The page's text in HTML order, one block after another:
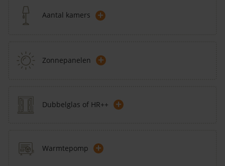
Aantal kamers +
Zonnepanelen +
Dubbelglas of HR++ +
Warmtepomp +